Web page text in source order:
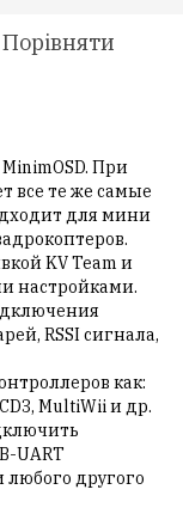
Порівняти
При
все те же самые
для мини
KV Team и
настройками.
RSSI сигнала,
как:
MultiWii и др.
UART
любого другого